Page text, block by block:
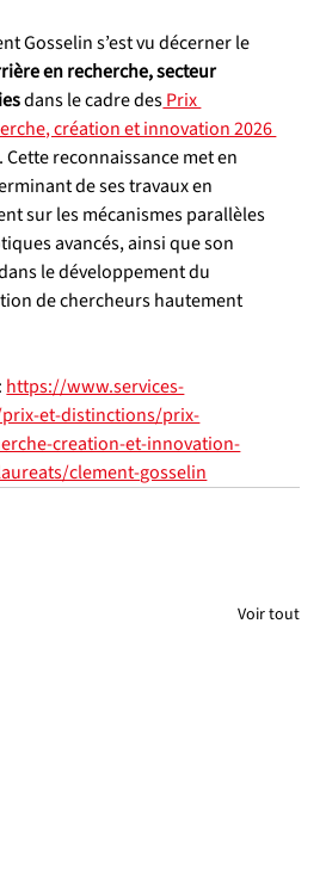
Gosselin s’est vu décerner le
en recherche, secteur
dans le cadre des Prix
création et innovation 2026
. Cette reconnaissance met en
de ses travaux en
sur les mécanismes parallèles
avancés, ainsi que son
le développement du
de chercheurs hautement
https://www.services-
et-distinctions/prix-
creation-et-innovation-
clement-gosselin
Voir tout